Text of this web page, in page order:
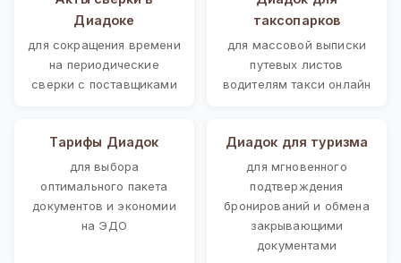
Диадоке
для сокращения времени
на периодические
сверки с поставщиками
таксопарков
для массовой выписки
путевых листов
водителям такси онлайн
Тарифы Диадок
для выбора
оптимального пакета
документов и экономии
на ЭДО
Диадок для туризма
для мгновенного
подтверждения
бронирований и обмена
закрывающими
документами